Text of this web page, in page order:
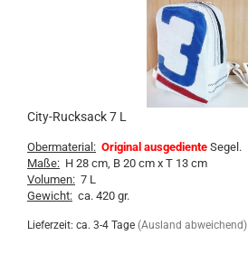
City-Rucksack 7 L
Obermaterial: Original ausgediente Segel.
Maße: H 28 cm, B 20 cm x T 13 cm
Volumen: 7 L
Gewicht: ca. 420 gr.
Lieferzeit: ca. 3-4 Tage (Ausland abweichend)